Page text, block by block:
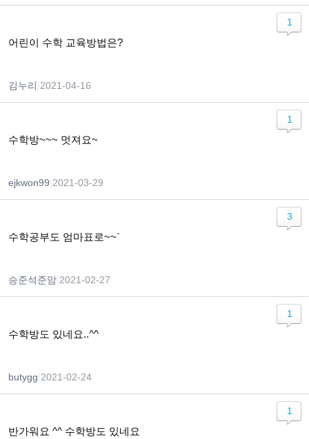
어린이 수학 교육방법은?
김누리 2021-04-16
1
수학방~~~ 멋져요~
ejkwon99 2021-03-29
1
수학공부도 엄마표로~~`
승준석준맘 2021-02-27
3
수학방도 있네요..^^
butygg 2021-02-24
1
반가워요 ^^ 수학방도 있네요
1